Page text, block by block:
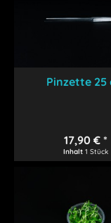
Pinzette 25
17,90 € *
Inhalt1 Stück